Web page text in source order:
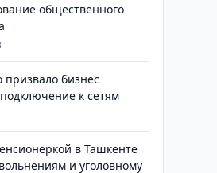
общественного
призвало бизнес
к сетям
в Ташкенте
и уголовному